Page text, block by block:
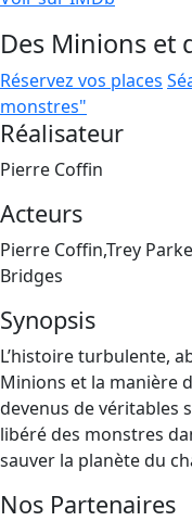
Des Minions et
Réservez vos places
monstres"
Réalisateur
Pierre Coffin
Acteurs
Pierre Coffin,Trey
Bridges
Synopsis
L’histoire turbulente,
Minions et la manière
devenus de véritables
libéré des monstres
sauver la planète du
Nos Partenaires